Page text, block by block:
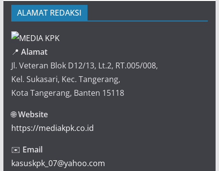
ALAMAT REDAKSI
📍 Alamat
Jl. Veteran Blok D12/13, Lt.2, RT.005/008,
Kel. Sukasari, Kec. Tangerang,
Kota Tangerang, Banten 15118
🌐Website
https://mediakpk.co.id
✉️ Email
kasuskpk_07@yahoo.com